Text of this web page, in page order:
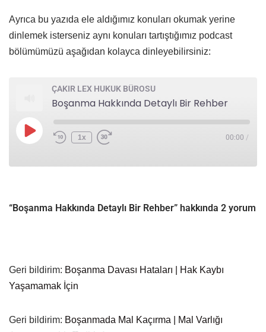
Ayrıca bu yazıda ele aldığımız konuları okumak yerine
dinlemek isterseniz aynı konuları tartıştığımız podcast
bölümümüzü aşağıdan kolayca dinleyebilirsiniz:
ÇAKIR LEX HUKUK BÜROSU
Boşanma Hakkında Detaylı Bir Rehber
1x 00:00 /
“Boşanma Hakkında Detaylı Bir Rehber” hakkında 2 yorum
Geri bildirim: Boşanma Davası Hataları | Hak Kaybı
Yaşamamak İçin
Geri bildirim: Boşanmada Mal Kaçırma | Mal Varlığı